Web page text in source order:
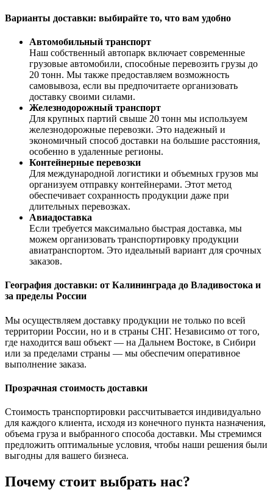
Варианты доставки: выбирайте то, что вам удобно
Автомобильный транспорт
Наш собственный автопарк включает современные
грузовые автомобили, способные перевозить грузы до
20 тонн. Мы также предоставляем возможность
самовывоза, если вы предпочитаете организовать
доставку своими силами.
Железнодорожный транспорт
Для крупных партий свыше 20 тонн мы используем
железнодорожные перевозки. Это надежный и
экономичный способ доставки на большие расстояния,
особенно в удаленные регионы.
Контейнерные перевозки
Для международной логистики и объемных грузов мы
организуем отправку контейнерами. Этот метод
обеспечивает сохранность продукции даже при
длительных перевозках.
Авиадоставка
Если требуется максимально быстрая доставка, мы
можем организовать транспортировку продукции
авиатранспортом. Это идеальный вариант для срочных
заказов.
География доставки: от Калининграда до Владивостока и
за пределы России
Мы осуществляем доставку продукции не только по всей
территории России, но и в страны СНГ. Независимо от того,
где находится ваш объект — на Дальнем Востоке, в Сибири
или за пределами страны — мы обеспечим оперативное
выполнение заказа.
Прозрачная стоимость доставки
Стоимость транспортировки рассчитывается индивидуально
для каждого клиента, исходя из конечного пункта назначения,
объема груза и выбранного способа доставки. Мы стремимся
предложить оптимальные условия, чтобы наши решения были
выгодны для вашего бизнеса.
Почему стоит выбрать нас?